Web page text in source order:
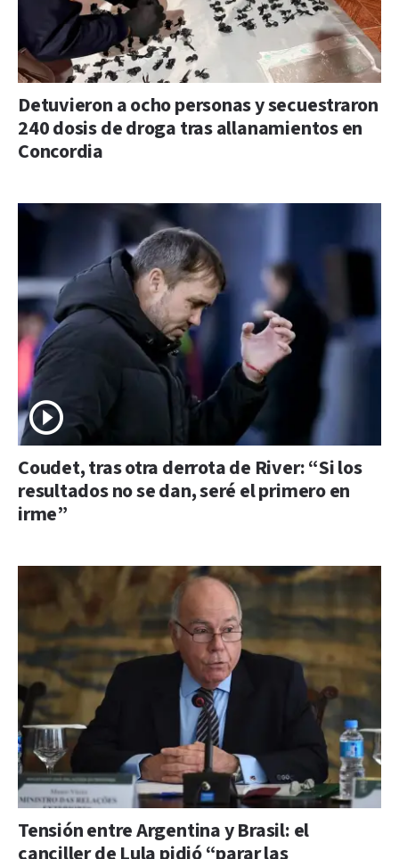
Detuvieron a ocho personas y secuestraron
240 dosis de droga tras allanamientos en
Concordia
Coudet, tras otra derrota de River: “Si los
resultados no se dan, seré el primero en
irme”
Tensión entre Argentina y Brasil: el
canciller de Lula pidió “parar las